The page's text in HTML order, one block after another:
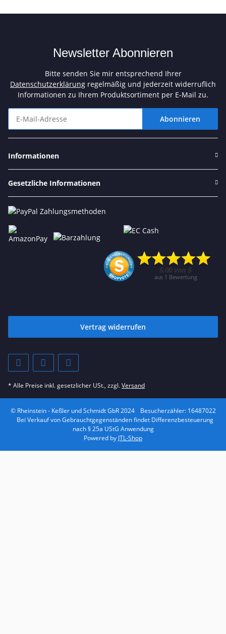
Newsletter Abonnieren
Bitte senden Sie mir entsprechend Ihrer
Datenschutzerklärung regelmäßig und jederzeit widerruflich
Informationen zu Ihrem Produktsortiment per E-Mail zu.
Abonnieren
Informationen
Gesetzliche Informationen
Vertrag widerrufen
* Alle Preise inkl. gesetzlicher USt., zzgl.Versand
© Rheinstein - Keßler und Schmidt GbR 2024
Besucherzähler: 16487022
Bei Verkauf von Gebrauchtgegenständen findet Differenzbesteuerung
nach § 25a UStG Anwendung
Powered by JTL-Shop